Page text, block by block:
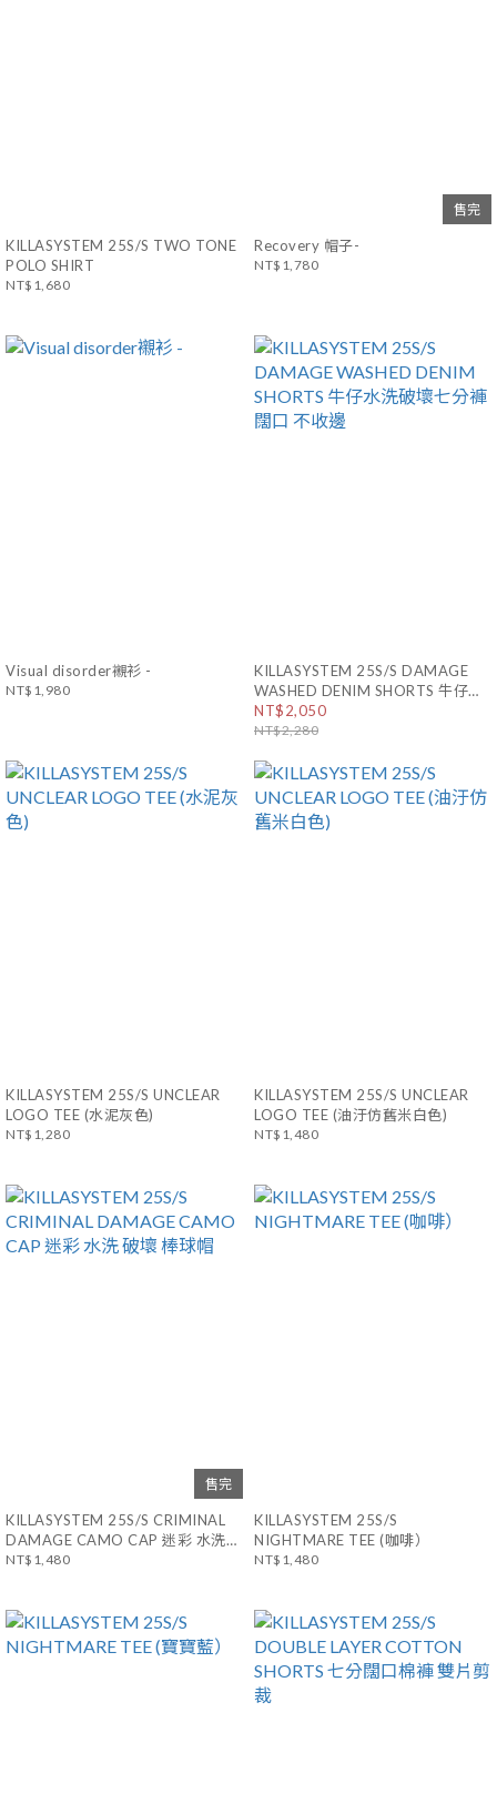
KILLASYSTEM 25S/S TWO TONE
POLO SHIRT
NT$1,680
售完
Recovery 帽子-
NT$1,780
Visual disorder襯衫 -
NT$1,980
KILLASYSTEM 25S/S DAMAGE
WASHED DENIM SHORTS 牛仔水
洗破壞七分褲 闊口 不收邊
NT$2,050
NT$2,280
KILLASYSTEM 25S/S UNCLEAR
LOGO TEE (水泥灰色)
NT$1,280
KILLASYSTEM 25S/S UNCLEAR
LOGO TEE (油汙仿舊米白色)
NT$1,480
售完
KILLASYSTEM 25S/S CRIMINAL
DAMAGE CAMO CAP 迷彩 水洗
破壞 棒球帽
NT$1,480
KILLASYSTEM 25S/S
NIGHTMARE TEE (咖啡）
NT$1,480